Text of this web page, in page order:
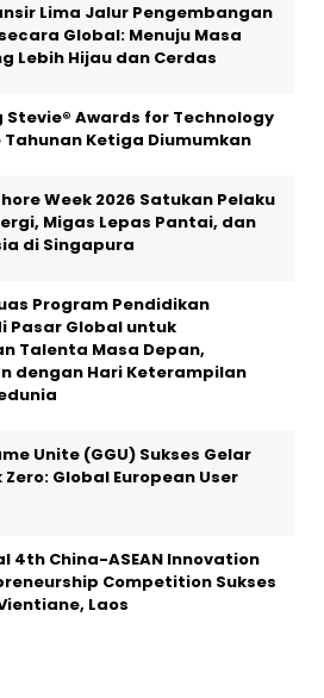
Lima Jalur Pengembangan
Global: Menuju Masa
Lebih Hijau dan Cerdas
Stevie® Awards for Technology
Tahunan Ketiga Diumumkan
Week 2026 Satukan Pelaku
Migas Lepas Pantai, dan
di Singapura
Program Pendidikan
Pasar Global untuk
Talenta Masa Depan,
dengan Hari Keterampilan
Unite (GGU) Sukses Gelar
Global European User
4th China-ASEAN Innovation
Competition Sukses
Laos